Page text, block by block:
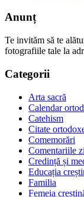
Anunț
Te invităm să te
fotografiile tale la
Categorii
Arta sacră
Calendar
Catehism
Citate
Comemorări
Comentariile
Credință și
Educația
Familia
Femeia